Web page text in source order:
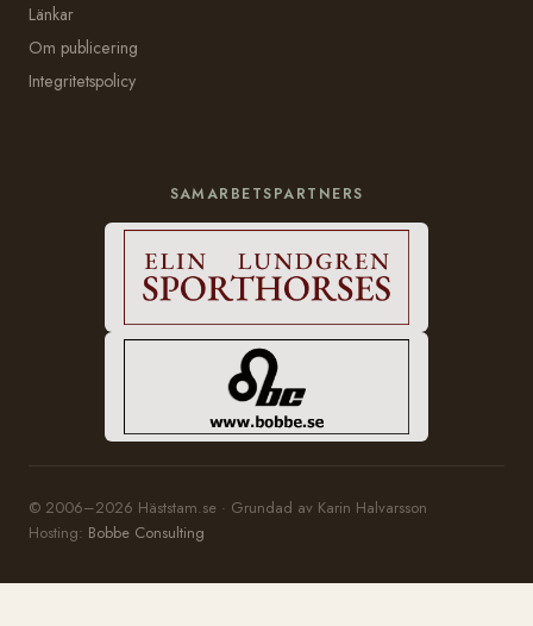
Länkar
Om publicering
Integritetspolicy
SAMARBETSPARTNERS
© 2006–2026 Häststam.se · Grundad av Karin Halvarsson
Hosting: Bobbe Consulting